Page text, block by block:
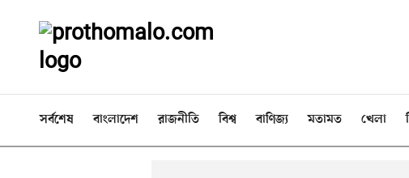
সর্বশেষ বাংলাদেশ রাজনীতি বিশ্ব বাণিজ্য মতামত খেলা